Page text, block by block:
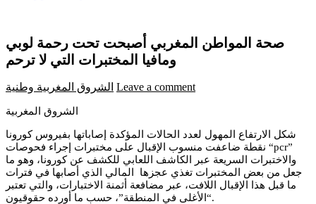
صحة المواطن المغربي أصبحت تحت رحمة لوبي
ومافيا المختبرات التي لا ترحم
الشروق المغربية وطنية Leave a comment
الشروق المغربية
شكل الارتفاع المهول لعدد الحالات المؤكدة إصاباتها بفيروس كورونا
نقطة ضاعفت منسوب الإقبال على مختبرات إجراء فحوصات “pcr”
والاختبرات السريعة عبر الكاشف اللعابي للكشف عن كورونا، وهو ما
جعل من بعض المختبرات تغذي عجزها المالي الذي أصابها في فترات
ما قبل هذا الإقبال اللافت، عبر مضافعة أثمنة الاختبارات، والتي تعتبر
“الأغلى في المنطقة”، حسب ما أورده حقوقيون.